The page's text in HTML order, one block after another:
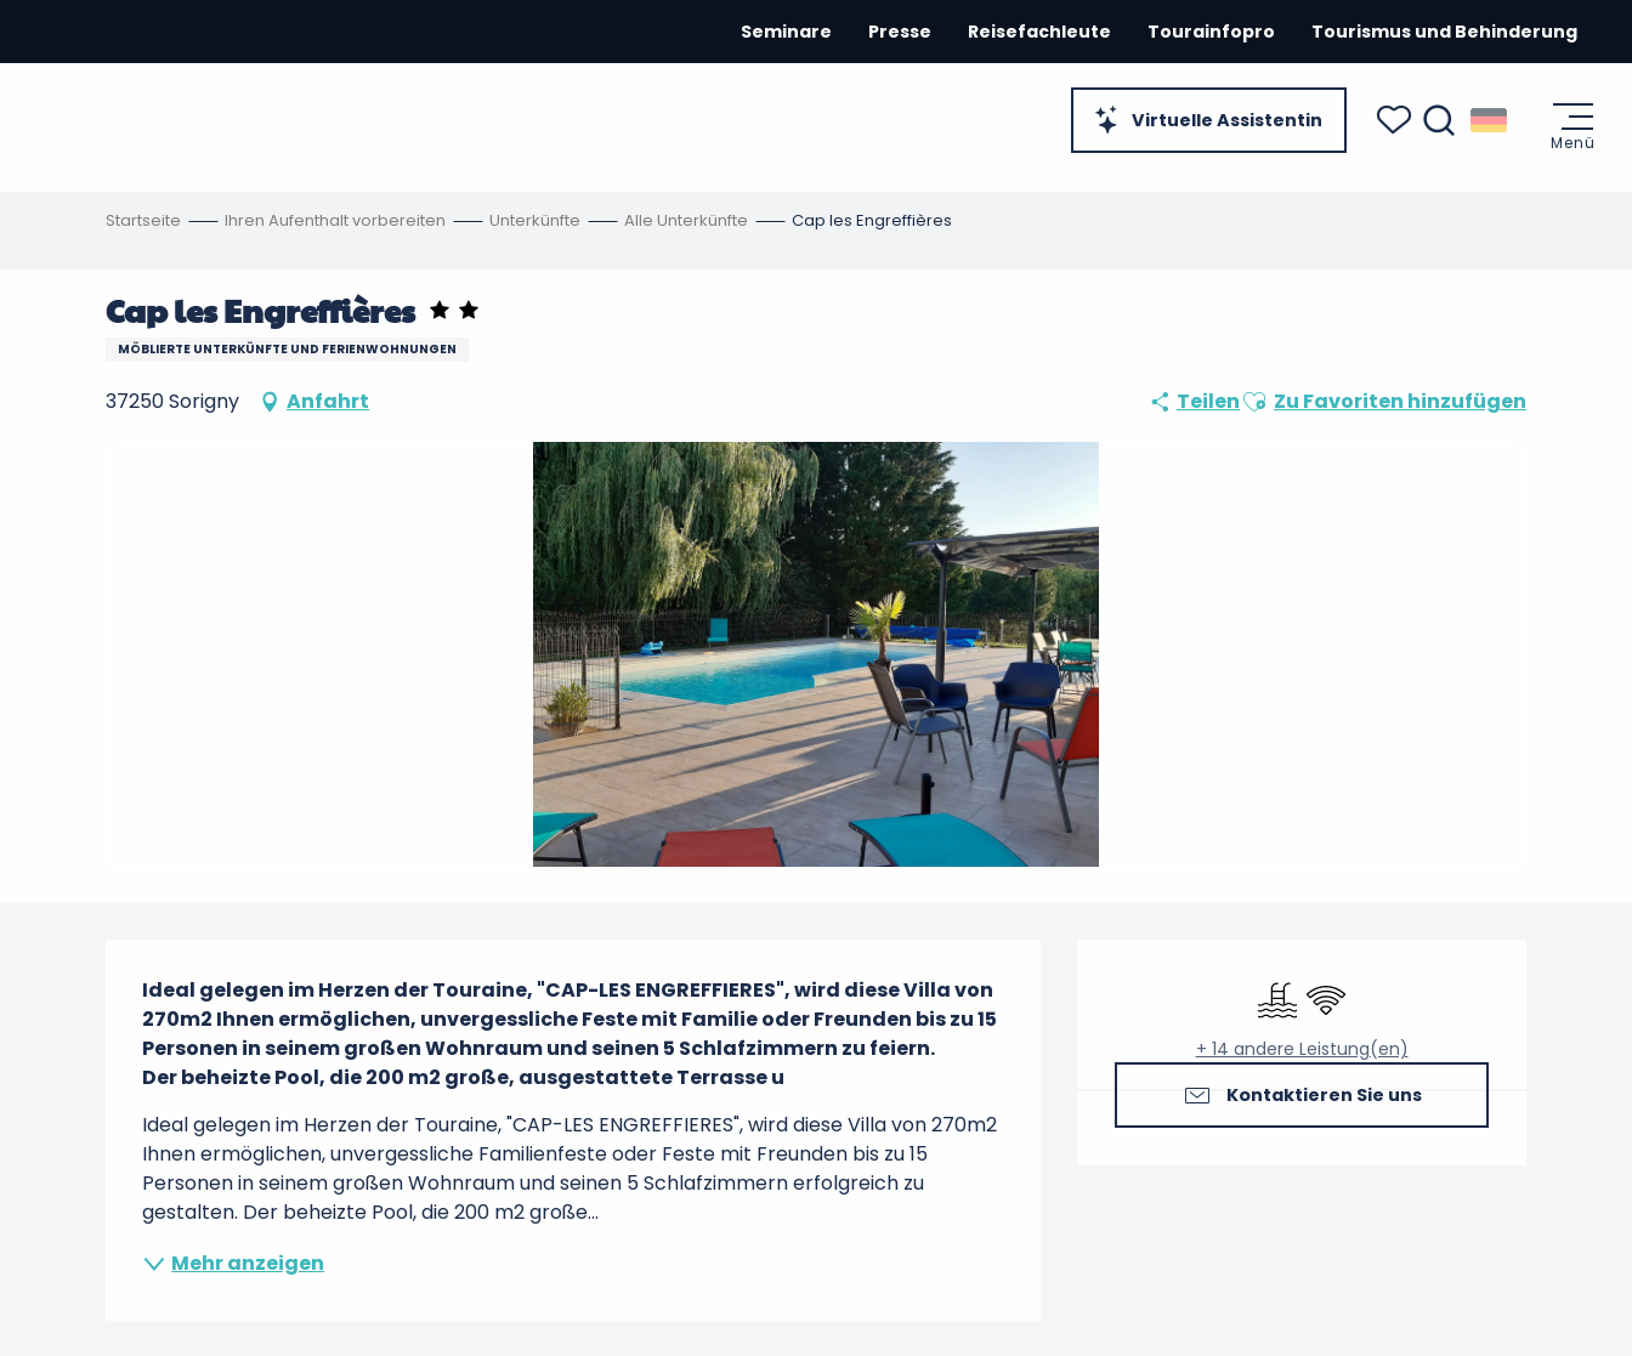
contenu
Virtuelle Assistentin
Seminare Presse Reisefachleute Tourainfopro Tourismus und Behinderung
Menü
Startseite Ihren Aufenthalt vorbereiten Unterkünfte Alle Unterkünfte Cap les Engreffières
Cap les Engreffières
MÖBLIERTE UNTERKÜNFTE UND FERIENWOHNUNGEN
37250 Sorigny Anfahrt TeilenAjouter aux favoris
Zu Favoriten hinzufügen
Öffnungszeiten &
Schwimmbad
Wi-Fi
+ 14 andere Leistung(en)
Kontaktieren Sie uns
Beschreibung
Ideal gelegen im Herzen der Touraine, "CAP-LES ENGREFFIERES", wird diese Villa von
270m2 Ihnen ermöglichen, unvergessliche Feste mit Familie oder Freunden bis zu 15
Personen in seinem großen Wohnraum und seinen 5 Schlafzimmern zu feiern.
Der beheizte Pool, die 200 m2 große, ausgestattete Terrasse u
Ideal gelegen im Herzen der Touraine, "CAP-LES ENGREFFIERES", wird diese Villa von 270m2
Ihnen ermöglichen, unvergessliche Familienfeste oder Feste mit Freunden bis zu 15
Personen in seinem großen Wohnraum und seinen 5 Schlafzimmern erfolgreich zu
gestalten. Der beheizte Pool, die 200 m2 große...
Mehr anzeigen